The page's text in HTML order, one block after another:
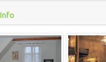
Info